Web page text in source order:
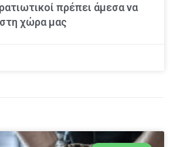
πρέπει άμεσα να
χώρα μας